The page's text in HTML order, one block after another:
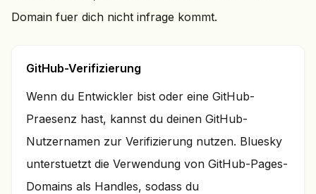
Domain fuer dich nicht infrage kommt.
GitHub-Verifizierung
Wenn du Entwickler bist oder eine GitHub-
Praesenz hast, kannst du deinen GitHub-
Nutzernamen zur Verifizierung nutzen. Bluesky
unterstuetzt die Verwendung von GitHub-Pages-
Domains als Handles, sodass du